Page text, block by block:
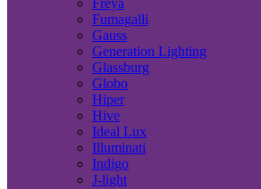
Freya
Fumagalli
Gauss
Generation Lighting
Glassburg
Globo
Hiper
Hive
Ideal Lux
Illuminati
Indigo
J-light